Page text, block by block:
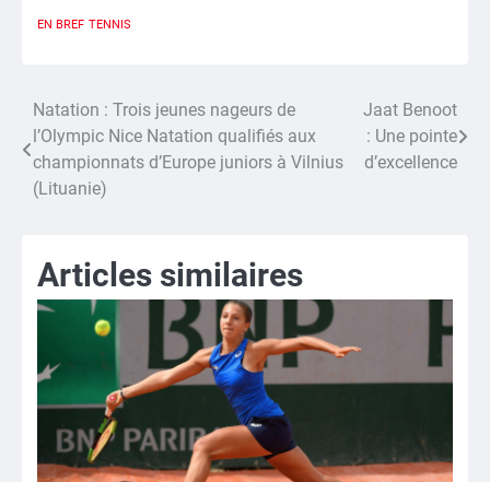
EN BREF TENNIS
Navigation
de
l’article
Natation : Trois jeunes nageurs de
l’Olympic Nice Natation qualifiés aux
championnats d’Europe juniors à Vilnius
(Lituanie)
Jaat Benoot
: Une pointe
d’excellence
Articles similaires